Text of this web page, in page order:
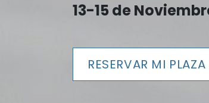
13-15 de
RESERVAR MI PLAZA